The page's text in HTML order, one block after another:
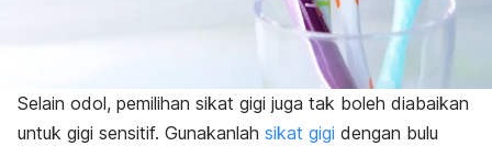
Selain odol, pemilihan sikat gigi juga tak boleh diabaikan
untuk gigi sensitif. Gunakanlah sikat gigi dengan bulu